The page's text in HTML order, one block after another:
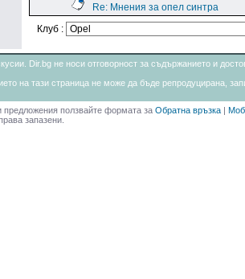
Re: Мнения за опел синтра
Клуб :
Dir.bg не носи отговорност за съдържанието и
на тази страница не може да бъде репродуцирана,
ползвайте формата за Обратна връзка |
запазени.